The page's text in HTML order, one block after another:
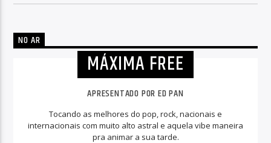
NO AR
MÁXIMA FREE
APRESENTADO POR ED PAN
Tocando as melhores do pop, rock, nacionais e
internacionais com muito alto astral e aquela vibe maneira
pra animar a sua tarde.